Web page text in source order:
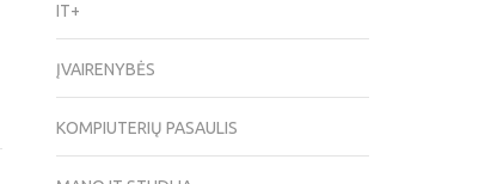
IT+
ĮVAIRENYBĖS
KOMPIUTERIŲ PASAULIS